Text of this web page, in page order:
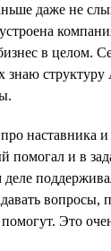
даже не
в целом.
знаю
наставника
помогал и в
вопросы,
Это